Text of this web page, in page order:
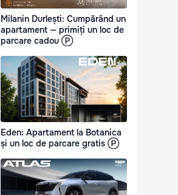
Milanin Durlești: Cumpărând un
apartament — primiți un loc de
parcare cadou Ⓟ
Eden: Apartament la Botanica
și un loc de parcare gratis Ⓟ